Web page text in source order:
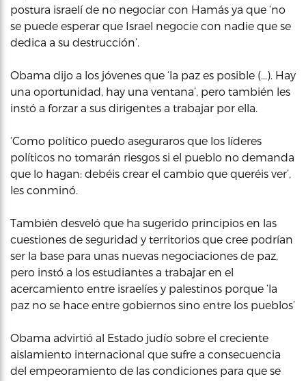
postura israelí de no negociar con Hamás ya que ‘no
se puede esperar que Israel negocie con nadie que se
dedica a su destrucción’.
Obama dijo a los jóvenes que ‘la paz es posible (…). Hay
una oportunidad, hay una ventana’, pero también les
instó a forzar a sus dirigentes a trabajar por ella.
‘Como político puedo aseguraros que los líderes
políticos no tomarán riesgos si el pueblo no demanda
que lo hagan: debéis crear el cambio que queréis ver’,
les conminó.
También desveló que ha sugerido principios en las
cuestiones de seguridad y territorios que cree podrían
ser la base para unas nuevas negociaciones de paz,
pero instó a los estudiantes a trabajar en el
acercamiento entre israelíes y palestinos porque ‘la
paz no se hace entre gobiernos sino entre los pueblos’
Obama advirtió al Estado judío sobre el creciente
aislamiento internacional que sufre a consecuencia
del empeoramiento de las condiciones para que se